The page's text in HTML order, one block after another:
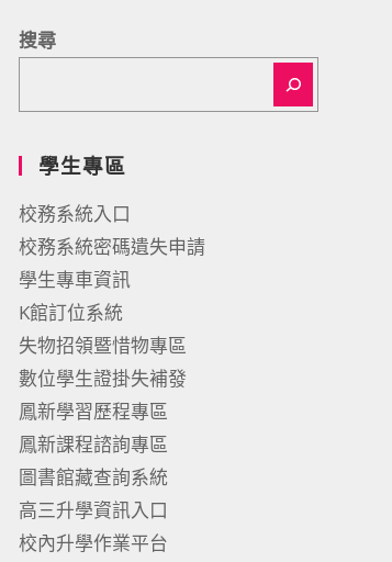
搜尋
學生專區
校務系統入口
校務系統密碼遺失申請
學生專車資訊
K館訂位系統
失物招領暨惜物專區
數位學生證掛失補發
鳳新學習歷程專區
鳳新課程諮詢專區
圖書館藏查詢系統
高三升學資訊入口
校內升學作業平台